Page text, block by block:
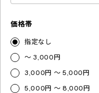
価格帯
指定なし
～ 3,000円
3,000円 ～ 5,000円
5,000円 ～ 8,000円